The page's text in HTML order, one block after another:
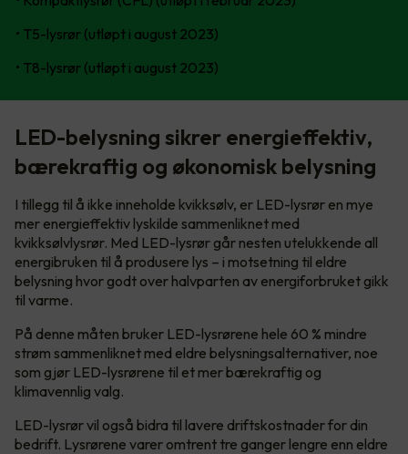
• T5-lysrør (utløpt i august 2023)
• T8-lysrør (utløpt i august 2023)
LED-belysning sikrer energieffektiv,
bærekraftig og økonomisk belysning
I tillegg til å ikke inneholde kvikksølv, er LED-lysrør en mye
mer energieffektiv lyskilde sammenliknet med
kvikksølvlysrør. Med LED-lysrør går nesten utelukkende all
energibruken til å produsere lys – i motsetning til eldre
belysning hvor godt over halvparten av energiforbruket gikk
til varme.
På denne måten bruker LED-lysrørene hele 60 % mindre
strøm sammenliknet med eldre belysningsalternativer, noe
som gjør LED-lysrørene til et mer bærekraftig og
klimavennlig valg.
LED-lysrør vil også bidra til lavere driftskostnader for din
bedrift. Lysrørene varer omtrent tre ganger lengre enn eldre